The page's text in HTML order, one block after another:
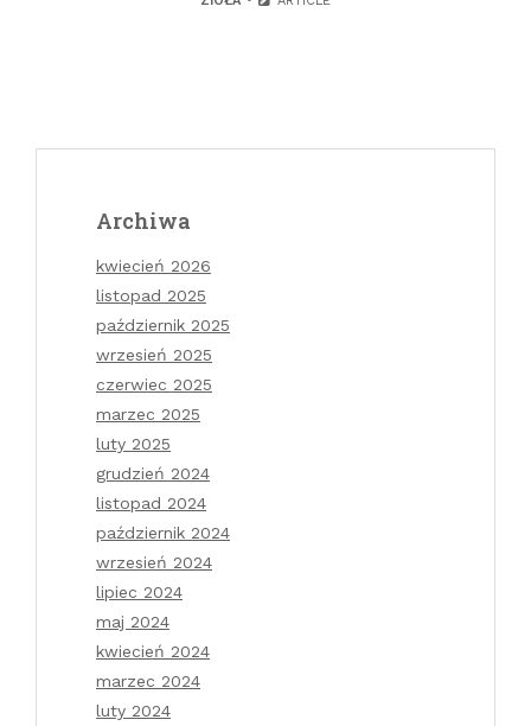
Archiwa
kwiecień 2026
listopad 2025
październik 2025
wrzesień 2025
czerwiec 2025
marzec 2025
luty 2025
grudzień 2024
listopad 2024
październik 2024
wrzesień 2024
lipiec 2024
maj 2024
kwiecień 2024
marzec 2024
luty 2024